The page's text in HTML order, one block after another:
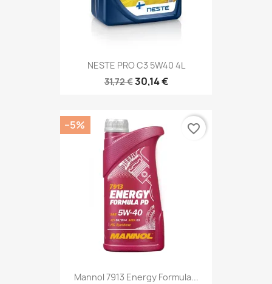
NESTE PRO C3 5W40 4L
31,72 €30,14 €
Mannol 7913 Energy Formula...
−5% favorite_border